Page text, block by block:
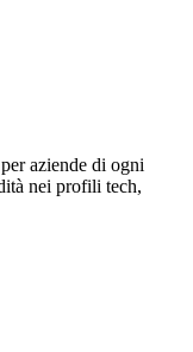
aziende di ogni
nei profili tech,